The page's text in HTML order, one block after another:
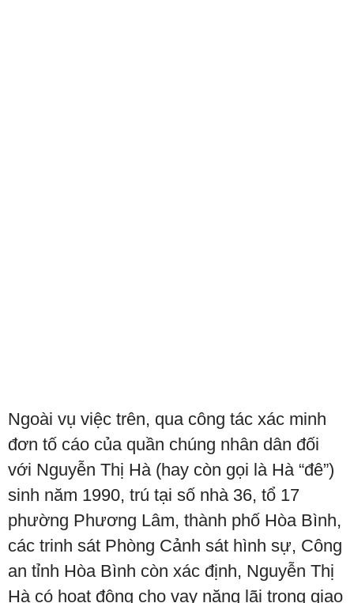
Ngoài vụ việc trên, qua công tác xác minh
đơn tố cáo của quần chúng nhân dân đối
với Nguyễn Thị Hà (hay còn gọi là Hà “đê”)
sinh năm 1990, trú tại số nhà 36, tổ 17
phường Phương Lâm, thành phố Hòa Bình,
các trinh sát Phòng Cảnh sát hình sự, Công
an tỉnh Hòa Bình còn xác định, Nguyễn Thị
Hà có hoạt động cho vay nặng lãi trong giao